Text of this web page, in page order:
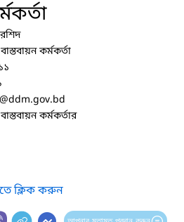
কর্মকর্তা
@ddm.gov.bd
কর্মকর্তার
ক্লিক করুন